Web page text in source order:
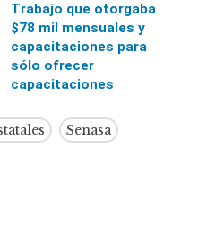
Trabajo que otorgaba
$78 mil mensuales y
capacitaciones para
sólo ofrecer
capacitaciones
Senasa